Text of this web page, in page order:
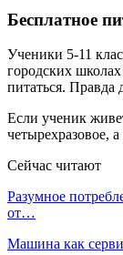
Бесплатное
Ученики 5-11
городских
питаться. Правда
Если ученик
четырехразовое,
Сейчас читают
Разумное
от…
Машина как